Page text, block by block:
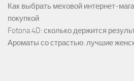
Как выбрать меховой интернет-
покупкой
Fotona 4D: сколько держится
Ароматы со страстью: лучшие